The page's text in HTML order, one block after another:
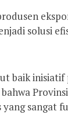
solusi
baik
sangat